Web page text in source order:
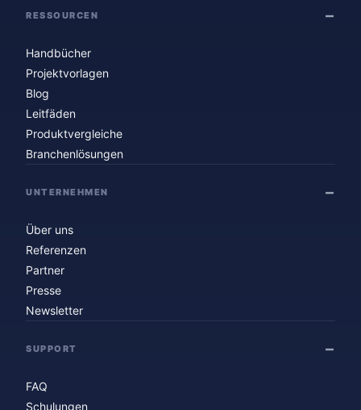
RESSOURCEN
Handbücher
Projektvorlagen
Blog
Leitfäden
Produktvergleiche
Branchenlösungen
UNTERNEHMEN
Über uns
Referenzen
Partner
Presse
Newsletter
SUPPORT
FAQ
Schulungen